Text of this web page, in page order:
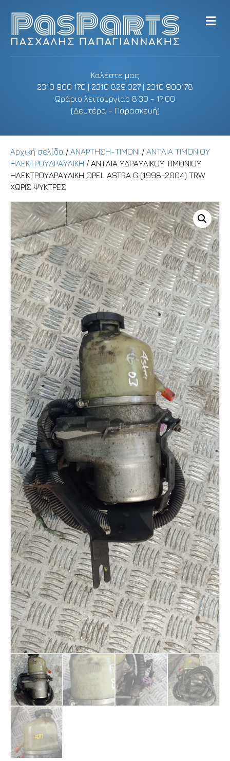
Καλέστε μας
2310 900 170 | 2310 829 327 | 2310 900178
Ωράριο λειτουργίας 8:30 - 17:00
(Δευτέρα - Παρασκευή)
M
e
Αρχική σελίδα / ΑΝΑΡΤΗΣΗ-ΤΙΜΟΝΙ / ΑΝΤΛΙΑ ΤΙΜΟΝΙΟΥ
ΗΛΕΚΤΡΟΥΔΡΑΥΛΙΚΗ / ΑΝΤΛΙΑ ΥΔΡΑΥΛΙΚΟΥ ΤΙΜΟΝΙΟΥ
ΗΛΕΚΤΡΟΥΔΡΑΥΛΙΚΗ OPEL ASTRA G (1998-2004) TRW
ΧΩΡΙΣ ΨΥΚΤΡΕΣ